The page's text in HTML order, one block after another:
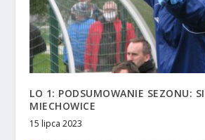
LO 1: PODSUMOWANIE SEZONU:
MIECHOWICE
15 lipca 2023